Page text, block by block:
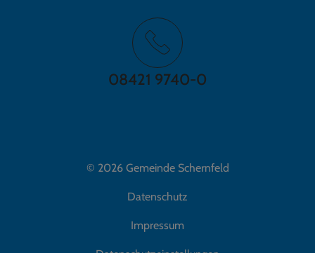
08421 9740-0
© 2026 Gemeinde Schernfeld
Datenschutz
Impressum